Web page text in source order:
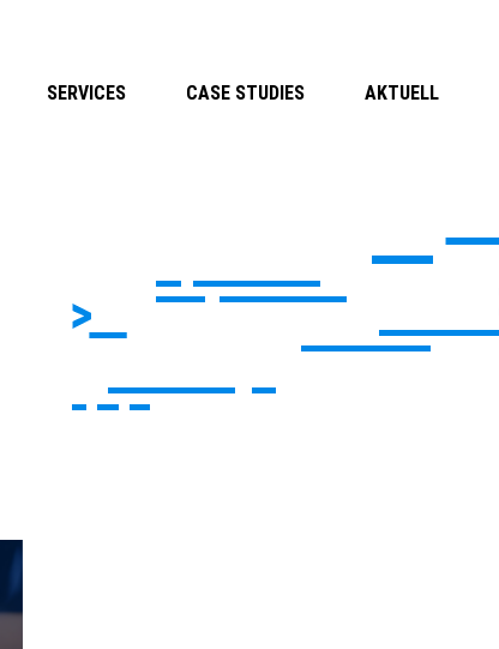
SERVICES CASE STUDIES AKTUELL